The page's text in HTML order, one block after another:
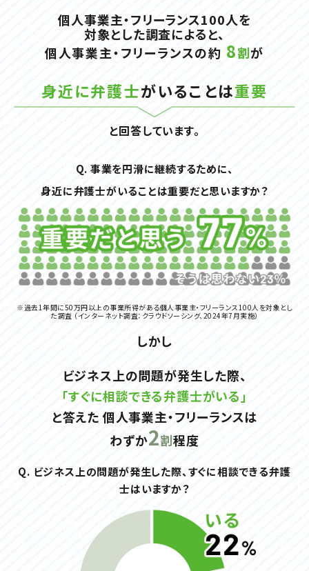
個人事業主・フリーランス100人を
対象とした調査によると、
個人事業主・フリーランスの約 8割が
身近に弁護士がいることは重要
と回答しています。
Q. 事業を円滑に継続するために、
身近に弁護士がいることは重要だと思いますか？
※過去1年間に50万円以上の事業所得がある個人事業主・フリーランス100人を対象とし
た調査 （インターネット調査：クラウドソーシング、2024年7月実施）
しかし
ビジネス上の問題が発生した際、
「すぐに相談できる弁護士がいる」
と答えた 個人事業主・フリーランスは
わずか2割程度
Q. ビジネス上の問題が発生した際、すぐに相談できる弁護
士はいますか？